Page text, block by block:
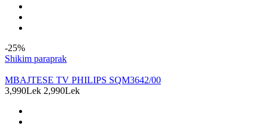
-25%
Shikim paraprak
MBAJTESE TV PHILIPS SQM3642/00
3,990Lek 2,990Lek